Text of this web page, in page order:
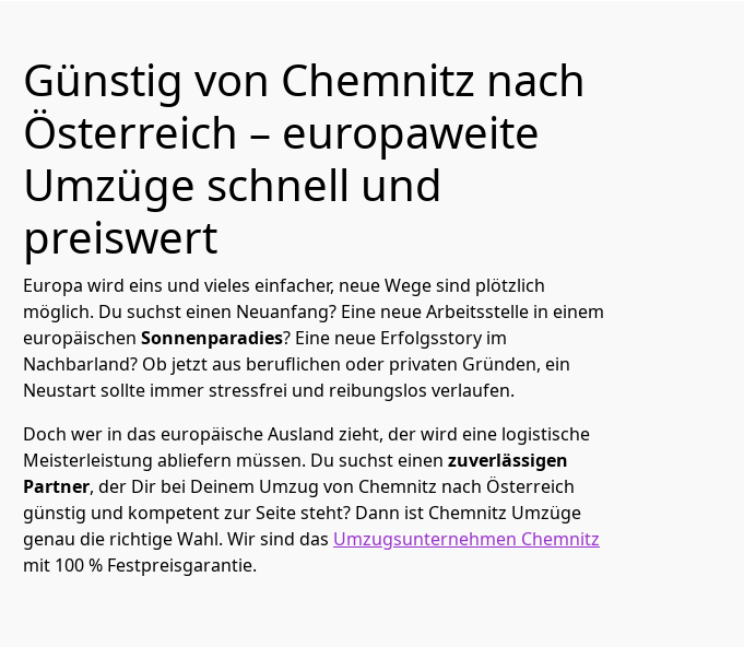
Günstig von Chemnitz nach
Österreich – europaweite
Umzüge schnell und
preiswert
Europa wird eins und vieles einfacher, neue Wege sind plötzlich
möglich. Du suchst einen Neuanfang? Eine neue Arbeitsstelle in einem
europäischen Sonnenparadies? Eine neue Erfolgsstory im
Nachbarland? Ob jetzt aus beruflichen oder privaten Gründen, ein
Neustart sollte immer stressfrei und reibungslos verlaufen.
Doch wer in das europäische Ausland zieht, der wird eine logistische
Meisterleistung abliefern müssen. Du suchst einen zuverlässigen
Partner, der Dir bei Deinem Umzug von Chemnitz nach Österreich
günstig und kompetent zur Seite steht? Dann ist Chemnitz Umzüge
genau die richtige Wahl. Wir sind das Umzugsunternehmen Chemnitz
mit 100 % Festpreisgarantie.